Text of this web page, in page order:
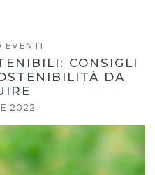
EVENTI
CONSIGLI
DA
2022